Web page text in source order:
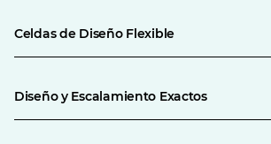
Celdas de Diseño Flexible
Diseño y Escalamiento Exactos